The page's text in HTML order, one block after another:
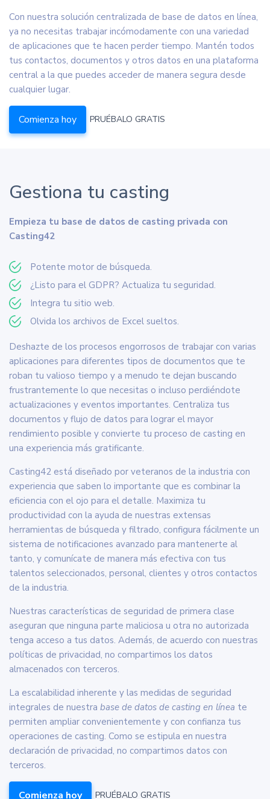
Con nuestra solución centralizada de base de datos en línea,
ya no necesitas trabajar incómodamente con una variedad
de aplicaciones que te hacen perder tiempo. Mantén todos
tus contactos, documentos y otros datos en una plataforma
central a la que puedes acceder de manera segura desde
cualquier lugar.
Comienza hoy PRUÉBALO GRATIS
Gestiona tu casting
Empieza tu base de datos de casting privada con
Casting42
Potente motor de búsqueda.
¿Listo para el GDPR? Actualiza tu seguridad.
Integra tu sitio web.
Olvida los archivos de Excel sueltos.
Deshazte de los procesos engorrosos de trabajar con varias
aplicaciones para diferentes tipos de documentos que te
roban tu valioso tiempo y a menudo te dejan buscando
frustrantemente lo que necesitas o incluso perdiéndote
actualizaciones y eventos importantes. Centraliza tus
documentos y flujo de datos para lograr el mayor
rendimiento posible y convierte tu proceso de casting en
una experiencia más gratificante.
Casting42 está diseñado por veteranos de la industria con
experiencia que saben lo importante que es combinar la
eficiencia con el ojo para el detalle. Maximiza tu
productividad con la ayuda de nuestras extensas
herramientas de búsqueda y filtrado, configura fácilmente un
sistema de notificaciones avanzado para mantenerte al
tanto, y comunícate de manera más efectiva con tus
talentos seleccionados, personal, clientes y otros contactos
de la industria.
Nuestras características de seguridad de primera clase
aseguran que ninguna parte maliciosa u otra no autorizada
tenga acceso a tus datos. Además, de acuerdo con nuestras
políticas de privacidad, no compartimos los datos
almacenados con terceros.
La escalabilidad inherente y las medidas de seguridad
integrales de nuestra base de datos de casting en línea te
permiten ampliar convenientemente y con confianza tus
operaciones de casting. Como se estipula en nuestra
declaración de privacidad, no compartimos datos con
terceros.
Comienza hoy PRUÉBALO GRATIS